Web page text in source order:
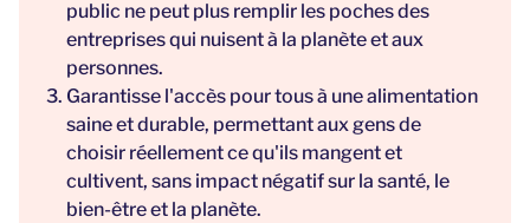
public ne peut plus remplir les poches des
entreprises qui nuisent à la planète et aux
personnes.
Garantisse l'accès pour tous à une alimentation
saine et durable, permettant aux gens de
choisir réellement ce qu'ils mangent et
cultivent, sans impact négatif sur la santé, le
bien-être et la planète.